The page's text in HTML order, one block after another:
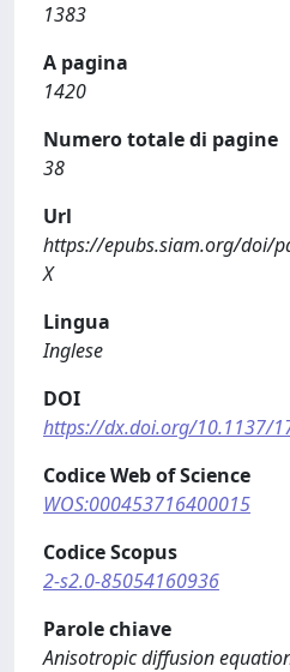
1383
A pagina
1420
Numero totale di pagine
38
Url
https://epubs.siam.org/doi/
X
Lingua
Inglese
DOI
https://dx.doi.org/10.1137/
Codice Web of Science
WOS:000453716400015
Codice Scopus
2-s2.0-85054160936
Parole chiave
Anisotropic diffusion